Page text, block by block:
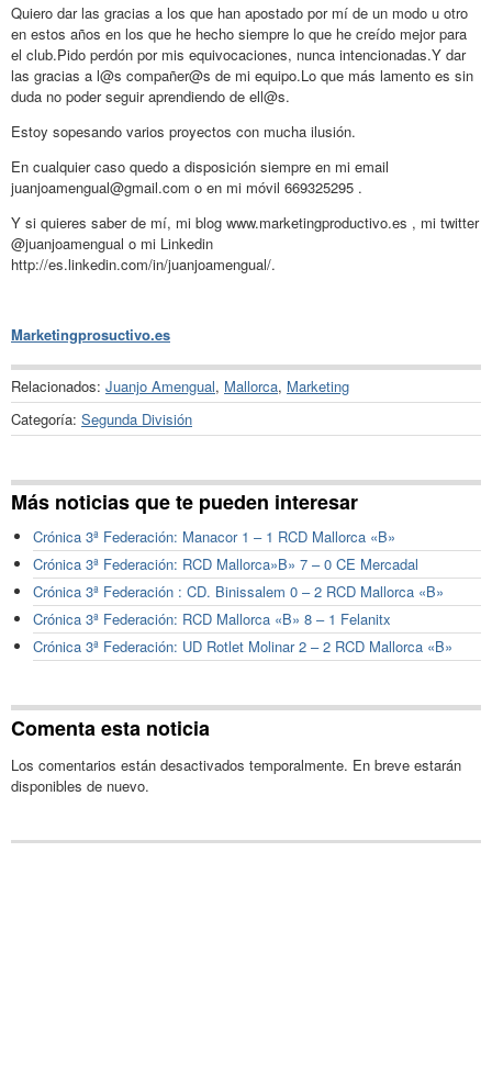
Quiero dar las gracias a los que han apostado por mí de un modo u otro
en estos años en los que he hecho siempre lo que he creído mejor para
el club.Pido perdón por mis equivocaciones, nunca intencionadas.Y dar
las gracias a l@s compañer@s de mi equipo.Lo que más lamento es sin
duda no poder seguir aprendiendo de ell@s.
Estoy sopesando varios proyectos con mucha ilusión.
En cualquier caso quedo a disposición siempre en mi email
juanjoamengual@gmail.com o en mi móvil 669325295 .
Y si quieres saber de mí, mi blog www.marketingproductivo.es , mi twitter
@juanjoamengual o mi Linkedin
http://es.linkedin.com/in/juanjoamengual/.
Marketingprosuctivo.es
Relacionados: Juanjo Amengual, Mallorca, Marketing
Categoría: Segunda División
Más noticias que te pueden interesar
Crónica 3ª Federación: Manacor 1 – 1 RCD Mallorca «B»
Crónica 3ª Federación: RCD Mallorca»B» 7 – 0 CE Mercadal
Crónica 3ª Federación : CD. Binissalem 0 – 2 RCD Mallorca «B»
Crónica 3ª Federación: RCD Mallorca «B» 8 – 1 Felanitx
Crónica 3ª Federación: UD Rotlet Molinar 2 – 2 RCD Mallorca «B»
Comenta esta noticia
Los comentarios están desactivados temporalmente. En breve estarán
disponibles de nuevo.